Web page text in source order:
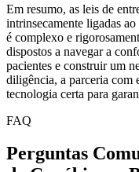
Em resumo, as leis de
intrinsecamente ligadas
é complexo e
dispostos a navegar a
pacientes e construir um
diligência, a parceria com
tecnologia certa para
FAQ
Perguntas